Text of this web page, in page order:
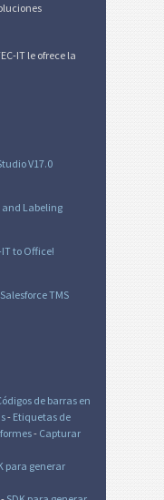
IT le ofrece la
V17.0
and Labeling
to Office!
TMS
de barras en
- Etiquetas de
- Capturar
para generar